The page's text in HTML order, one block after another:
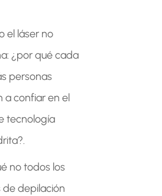
el láser no
¿por qué cada
personas
a confiar en el
tecnología
no todos los
de depilación